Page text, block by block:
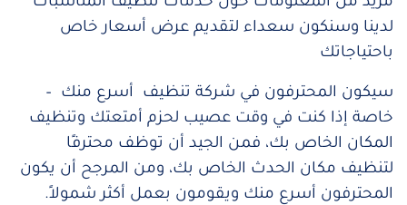
لدينا وسنكون سعداء لتقديم عرض أسعار خاص
باحتياجاتك
سيكون المحترفون في شركة تنظيف أسرع منك –
خاصة إذا كنت في وقت عصيب لحزم أمتعتك وتنظيف
المكان الخاص بك، فمن الجيد أن توظف محترفًا
لتنظيف مكان الحدث الخاص بك، ومن المرجح أن يكون
المحترفون أسرع منك ويقومون بعمل أكثر شمولاً.